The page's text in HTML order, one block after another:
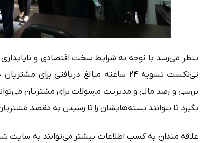
بنظر می‌رسد با توجه به شرایط سخت اقتصادی و
بررسی و رصد مالی و مدیریت مرسولات برای مشتریان می‌تواند
بگیرد تا بتوانند بسته‌هایشان را تا رسیدن به مقصد
علاقه مندان به کسب اطلاعات بیشتر می‌توانند به